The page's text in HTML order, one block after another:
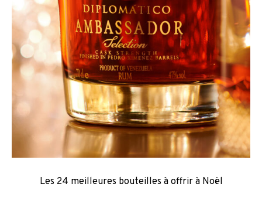
Les 24 meilleures bouteilles à offrir à Noël